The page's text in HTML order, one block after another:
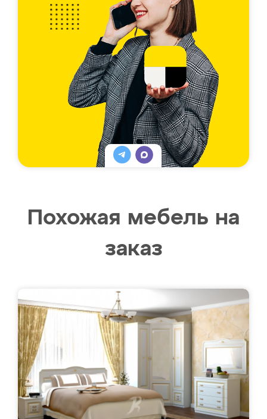
Похожая мебель на
заказ